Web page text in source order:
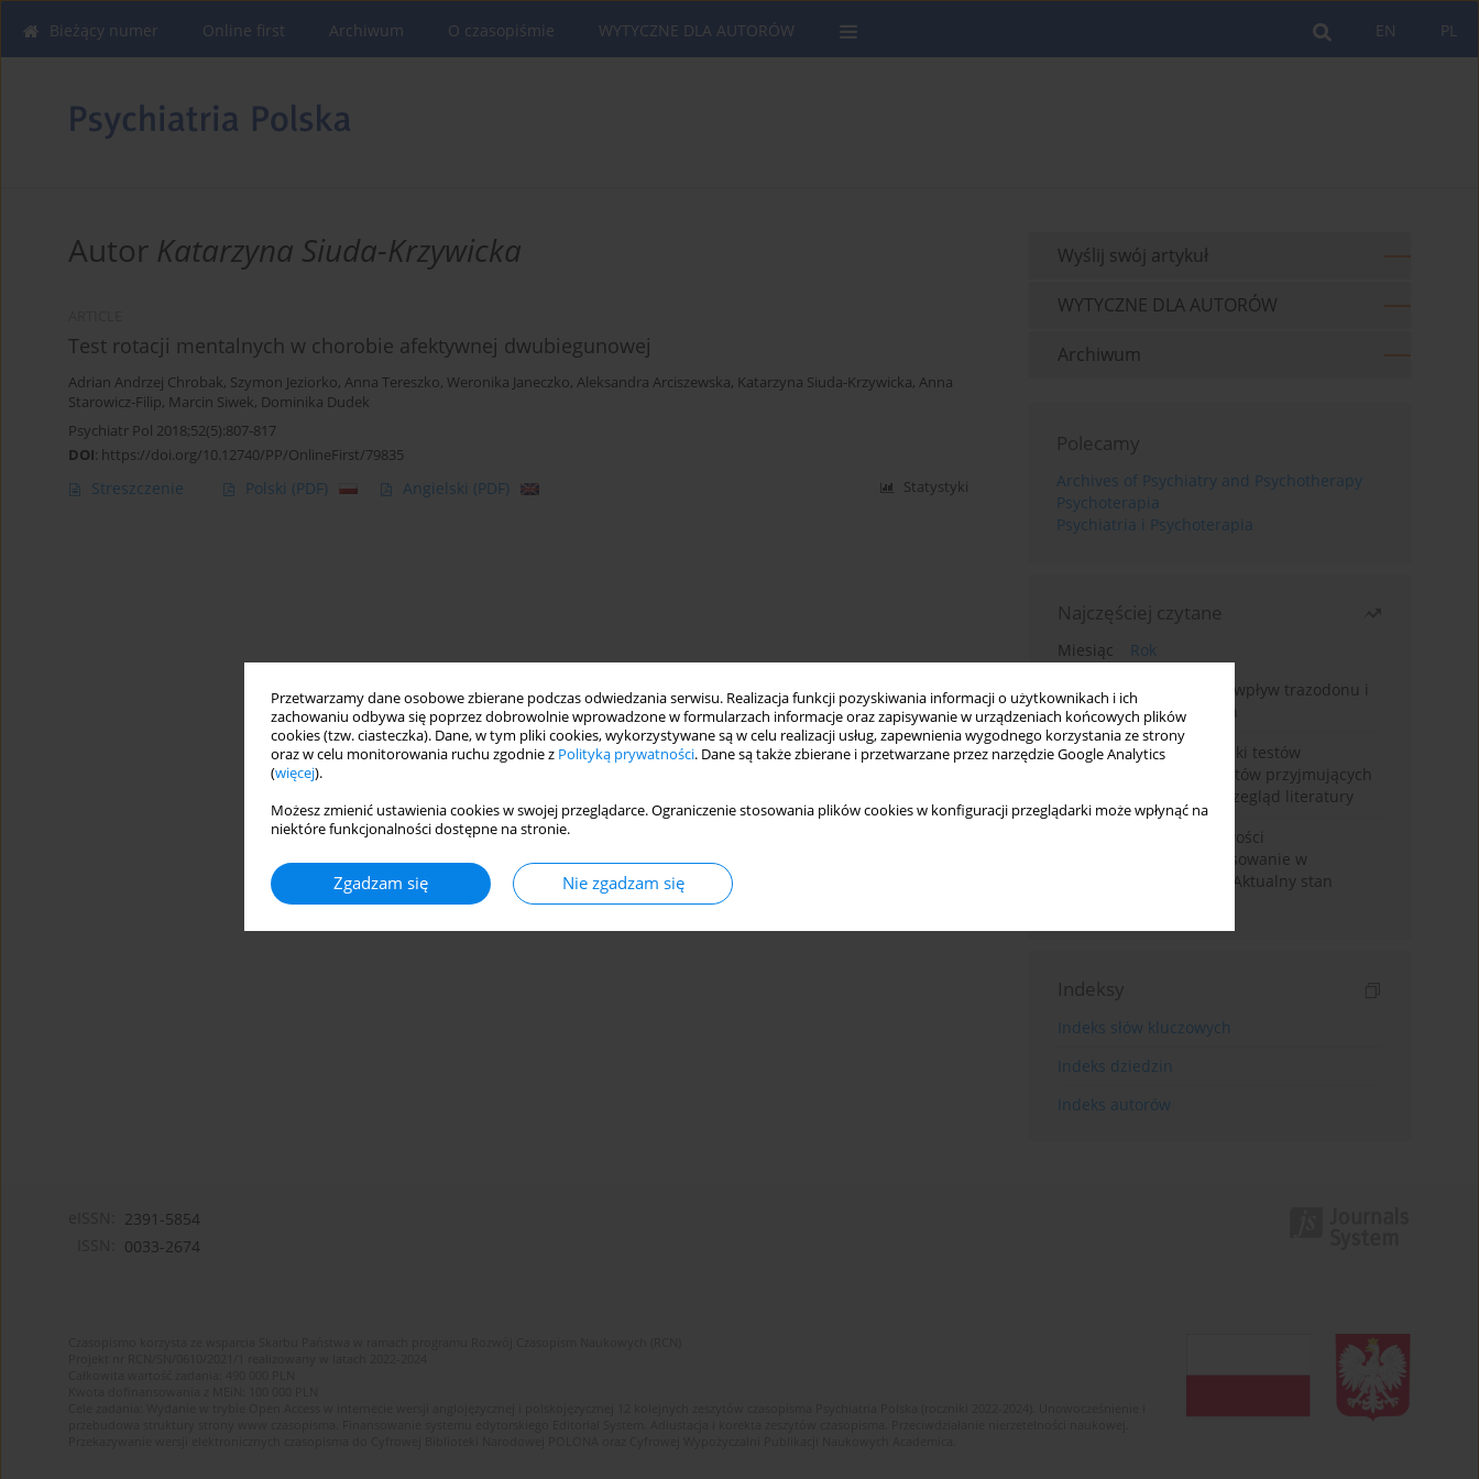
Przetwarzamy dane osobowe zbierane podczas odwiedzania serwisu. Realizacja funkcji pozyskiwania informacji o użytkownikach i ich
zachowaniu odbywa się poprzez dobrowolnie wprowadzone w formularzach informacje oraz zapisywanie w urządzeniach końcowych plików
cookies (tzw. ciasteczka). Dane, w tym pliki cookies, wykorzystywane są w celu realizacji usług, zapewnienia wygodnego korzystania ze strony
oraz w celu monitorowania ruchu zgodnie z Polityką prywatności. Dane są także zbierane i przetwarzane przez narzędzie Google Analytics
(więcej).
Możesz zmienić ustawienia cookies w swojej przeglądarce. Ograniczenie stosowania plików cookies w konfiguracji przeglądarki może wpłynąć na
niektóre funkcjonalności dostępne na stronie.
Zgadzam się Nie zgadzam się
PL
EN
Bieżący numer Online first Archiwum O czasopiśmie WYTYCZNE DLA AUTORÓW
Autor Katarzyna Siuda-Krzywicka
Test rotacji mentalnych w chorobie afektywnej dwubiegunowej
Adrian Andrzej Chrobak, Szymon Jeziorko, Anna Tereszko, Weronika Janeczko, Aleksandra Arciszewska, Katarzyna Siuda-Krzywicka, Anna
Starowicz-Filip, Marcin Siwek, Dominika Dudek
Psychiatr Pol 2018;52(5):807-817
DOI: https://doi.org/10.12740/PP/OnlineFirst/79835
Streszczenie Polski (PDF) Angielski (PDF) Statystyki
Wyślij swój artykuł
WYTYCZNE DLA AUTORÓW
Archiwum
Polecamy
Archives of Psychiatry and Psychotherapy
Psychoterapia
Psychiatria i Psychoterapia
Najczęściej czytane
Miesiąc
Rok
Leczenie bezsenności – wpływ trazodonu i
leków nasennych na sen
Fałszywie dodatnie wyniki testów
narkotykowych u pacjentów przyjmujących
leki psychotropowe – przegląd literatury
Wortioksetyna – właściwości
farmakologiczne i zastosowanie w
zaburzeniach nastroju. Aktualny stan
Indeksy
Indeks słów kluczowych
Indeks dziedzin
Indeks autorów
2391-5854
0033-2674